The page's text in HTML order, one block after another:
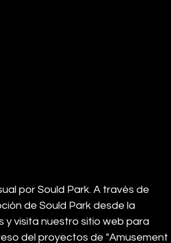
por Sould Park. A través de
de Sould Park desde la
y visita nuestro sitio web para
del proyectos de "Amusement